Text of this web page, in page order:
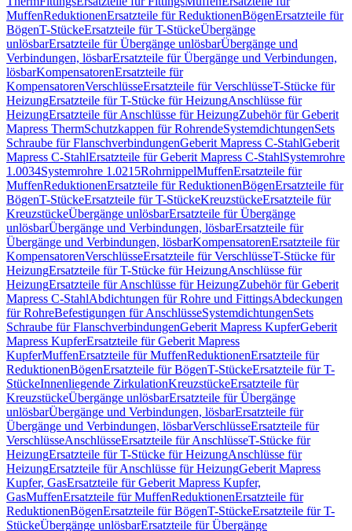
MuffenReduktionenErsatzteile für ReduktionenBögenErsatzteile für
BögenT-StückeErsatzteile für T-StückeÜbergänge
unlösbarErsatzteile für Übergänge unlösbarÜbergänge und
Verbindungen, lösbarErsatzteile für Übergänge und Verbindungen,
lösbarKompensatorenErsatzteile für
KompensatorenVerschlüsseErsatzteile für VerschlüsseT-Stücke für
HeizungErsatzteile für T-Stücke für HeizungAnschlüsse für
HeizungErsatzteile für Anschlüsse für HeizungZubehör für Geberit
Mapress ThermSchutzkappen für RohrendeSystemdichtungenSets
Schraube für FlanschverbindungenGeberit Mapress C-StahlGeberit
Mapress C-StahlErsatzteile für Geberit Mapress C-StahlSystemrohre
1.0034Systemrohre 1.0215RohrnippelMuffenErsatzteile für
MuffenReduktionenErsatzteile für ReduktionenBögenErsatzteile für
BögenT-StückeErsatzteile für T-StückeKreuzstückeErsatzteile für
KreuzstückeÜbergänge unlösbarErsatzteile für Übergänge
unlösbarÜbergänge und Verbindungen, lösbarErsatzteile für
Übergänge und Verbindungen, lösbarKompensatorenErsatzteile für
KompensatorenVerschlüsseErsatzteile für VerschlüsseT-Stücke für
HeizungErsatzteile für T-Stücke für HeizungAnschlüsse für
HeizungErsatzteile für Anschlüsse für HeizungZubehör für Geberit
Mapress C-StahlAbdichtungen für Rohre und FittingsAbdeckungen
für RohreBefestigungen für AnschlüsseSystemdichtungenSets
Schraube für FlanschverbindungenGeberit Mapress KupferGeberit
Mapress KupferErsatzteile für Geberit Mapress
KupferMuffenErsatzteile für MuffenReduktionenErsatzteile für
ReduktionenBögenErsatzteile für BögenT-StückeErsatzteile für T-
StückeInnenliegende ZirkulationKreuzstückeErsatzteile für
KreuzstückeÜbergänge unlösbarErsatzteile für Übergänge
unlösbarÜbergänge und Verbindungen, lösbarErsatzteile für
Übergänge und Verbindungen, lösbarVerschlüsseErsatzteile für
VerschlüsseAnschlüsseErsatzteile für AnschlüsseT-Stücke für
HeizungErsatzteile für T-Stücke für HeizungAnschlüsse für
HeizungErsatzteile für Anschlüsse für HeizungGeberit Mapress
Kupfer, GasErsatzteile für Geberit Mapress Kupfer,
GasMuffenErsatzteile für MuffenReduktionenErsatzteile für
ReduktionenBögenErsatzteile für BögenT-StückeErsatzteile für T-
StückeÜbergänge unlösbarErsatzteile für Übergänge